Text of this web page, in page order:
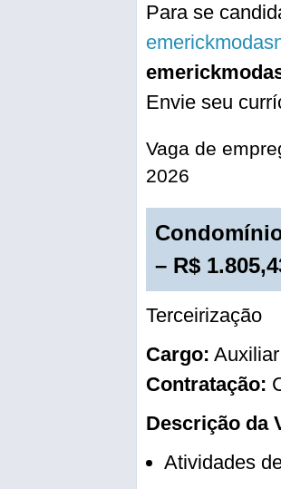
Para se
Envie seu
Vaga de
2026
– R$
Terceirização
Cargo:
Contratação:
Descrição da
Atividades